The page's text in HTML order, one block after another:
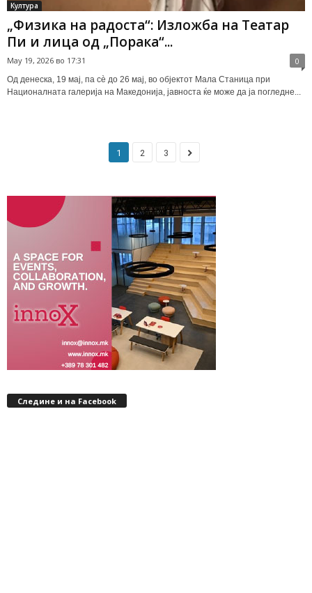
Култура
„Физика на радоста“: Изложба на Театар
Пи и лица од „Порака“...
May 19, 2026 во 17:31 0
Од денеска, 19 мај, па сè до 26 мај, во објектот Мала Станица при
Националната галерија на Македонија, јавноста ќе може да ја погледне...
1 2 3
Следине и на Facebook